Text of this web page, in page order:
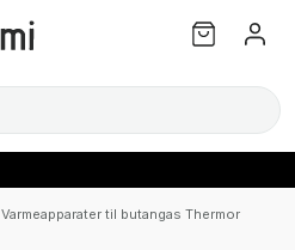
Varmeapparater til butangas Thermor